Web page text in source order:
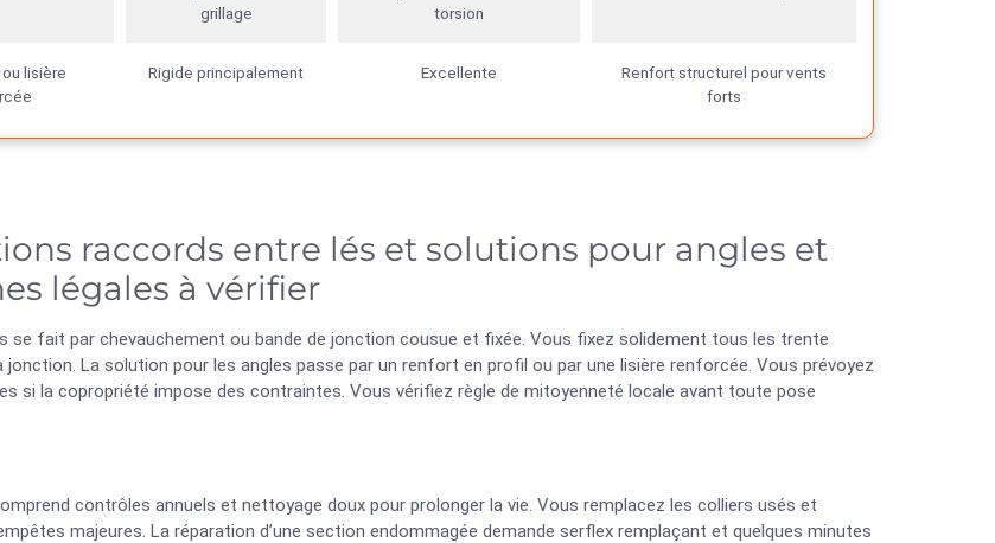
grillage
torsion
lisière
Rigide principalement Excellente
Renfort structurel pour vents
forts
raccords entre lés et solutions pour angles et
légales à vérifier
se fait par chevauchement ou bande de jonction cousue et fixée. Vous fixez solidement tous les trente
La solution pour les angles passe par un renfort en profil ou par une lisière renforcée. Vous prévoyez
si la copropriété impose des contraintes. Vous vérifiez règle de mitoyenneté locale avant toute pose
contrôles annuels et nettoyage doux pour prolonger la vie. Vous remplacez les colliers usés et
majeures. La réparation d’une section endommagée demande serflex remplaçant et quelques minutes